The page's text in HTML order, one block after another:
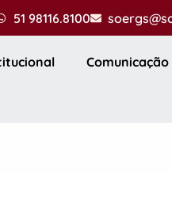
51 98116.8100
Comunicação